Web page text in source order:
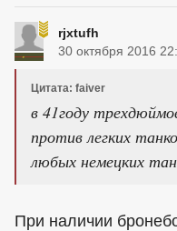
rjxtufh
30 октября 2016
Цитата: faiver
в 41году
против легких
любых немецких
При наличии